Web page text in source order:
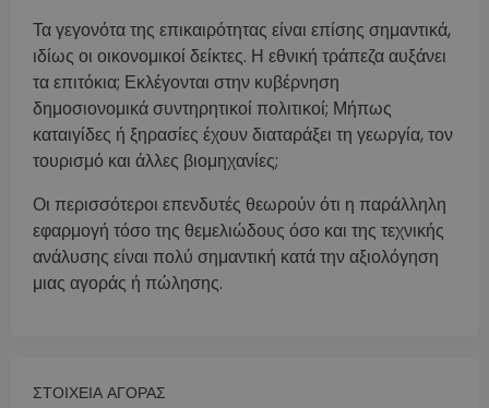
Τα γεγονότα της επικαιρότητας είναι επίσης σημαντικά,
ιδίως οι οικονομικοί δείκτες. Η εθνική τράπεζα αυξάνει
τα επιτόκια; Εκλέγονται στην κυβέρνηση
δημοσιονομικά συντηρητικοί πολιτικοί; Μήπως
καταιγίδες ή ξηρασίες έχουν διαταράξει τη γεωργία, τον
τουρισμό και άλλες βιομηχανίες;
Οι περισσότεροι επενδυτές θεωρούν ότι η παράλληλη
εφαρμογή τόσο της θεμελιώδους όσο και της τεχνικής
ανάλυσης είναι πολύ σημαντική κατά την αξιολόγηση
μιας αγοράς ή πώλησης.
ΣΤΟΙΧΕΊΑ ΑΓΟΡΆΣ